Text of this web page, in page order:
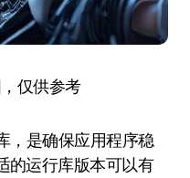
仅供参考
，是确保应用程序稳
的运行库版本可以有